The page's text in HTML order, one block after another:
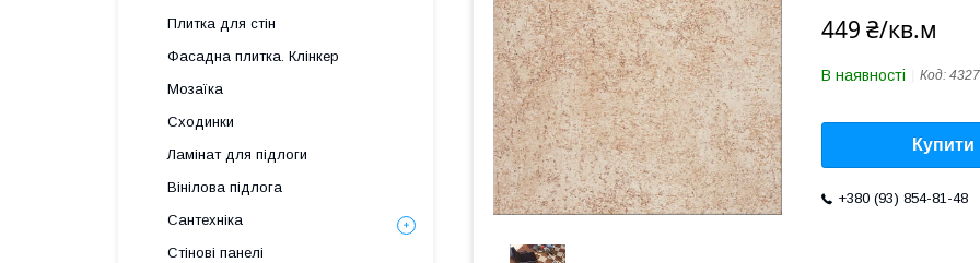
449 ₴/кв.м
В наявності Код:
Купити
+380 (93) 854-81-48
Плитка для стін
Фасадна плитка. Клінкер
Мозаїка
Сходинки
Ламінат для підлоги
Вінілова підлога
Сантехніка
Стінові панелі